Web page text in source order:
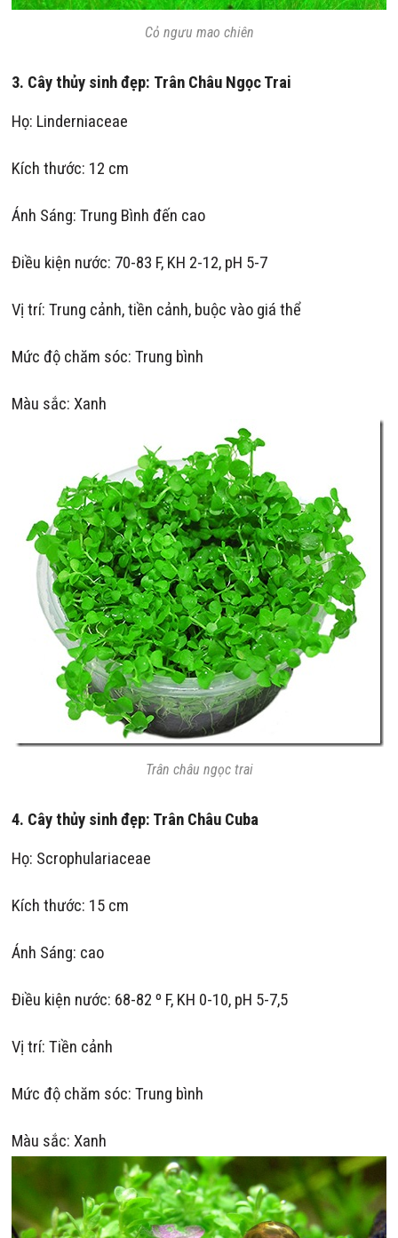
Cỏ ngưu mao chiên
3. Câythủy sinh đẹp: Trân Châu Ngọc Trai
Họ: Linderniaceae
Kích thước: 12 cm
Ánh Sáng: Trung Bình đến cao
Điều kiện nước: 70-83 F, KH 2-12, pH 5-7
Vị trí: Trung cảnh, tiền cảnh, buộc vào giá thể
Mức độ chăm sóc: Trung bình
Màu sắc: Xanh
Trân châu ngọc trai
4. Cây thủy sinh đẹp: Trân Châu Cuba
Họ: Scrophulariaceae
Kích thước: 15 cm
Ánh Sáng: cao
Điều kiện nước: 68-82 º F, KH 0-10, pH 5-7,5
Vị trí: Tiền cảnh
Mức độ chăm sóc: Trung bình
Màu sắc: Xanh